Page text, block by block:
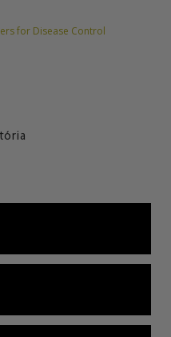
for Disease Control